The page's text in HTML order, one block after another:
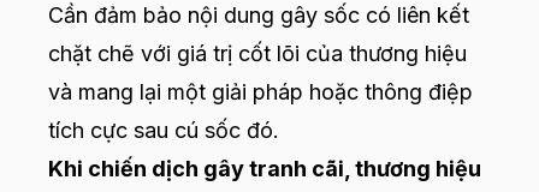
Cần đảm bảo nội dung gây sốc có liên kết
chặt chẽ với giá trị cốt lõi của thương hiệu
và mang lại một giải pháp hoặc thông điệp
tích cực sau cú sốc đó.
Khi chiến dịch gây tranh cãi, thương hiệu